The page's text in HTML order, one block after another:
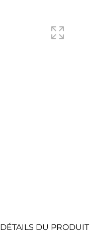
DÉTAILS DU PRODUIT